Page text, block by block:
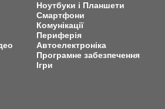
Ноутбуки і Планшети
Смартфони
Комунікації
Периферія
Автоелектроніка
Програмне забезпечення
Ігри